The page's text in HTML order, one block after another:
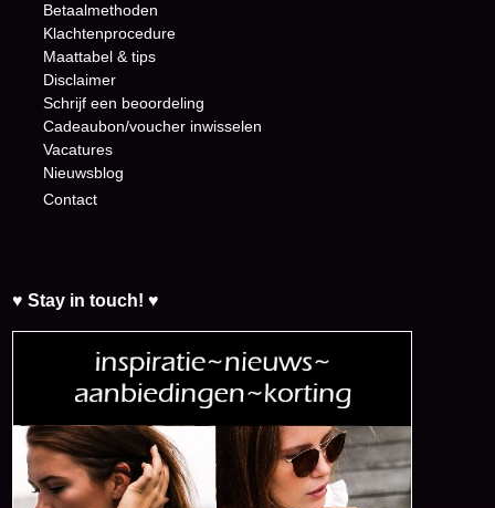
Betaalmethoden
Klachtenprocedure
Maattabel & tips
Disclaimer
Schrijf een beoordeling
Cadeaubon/voucher inwisselen
Vacatures
Nieuwsblog
Contact
♥ Stay in touch! ♥